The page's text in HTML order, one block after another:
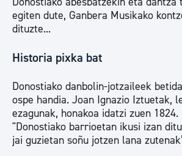
egiten dute, Ganbera Musikako
dituzte...
Historia pixka bat
Donostiako danbolin-jotzaileek
ospe handia. Joan Ignazio Iztuetak,
ezagunak, honakoa idatzi zuen
"Donostiako barrioetan ikusi izan
jai guzietan soñu jotzen lana